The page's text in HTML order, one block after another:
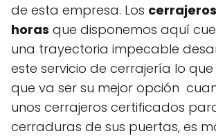
de esta empresa. Los
horas que disponemos aquí
una trayectoria impecable
este servicio de cerrajería lo
que va ser su mejor opción
unos cerrajeros certificados
cerraduras de sus puertas, es